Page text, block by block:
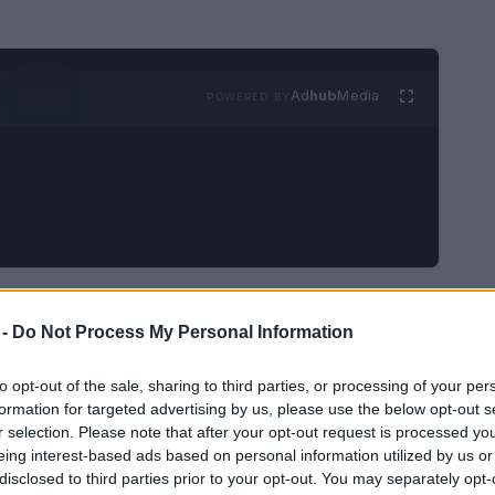
Do Not Process My Personal Information
opt-out of the sale, sharing to third parties, or processing of your
for targeted advertising by us, please use the below opt-out
selection. Please note that after your opt-out request is processed
interest-based ads based on personal information utilized by us
to third parties prior to your opt-out. You may separately
AdhubMedia
Star Trek: Section 31sembra allontanarsi
interrogativi tra i fan più accaniti. La serie,
una trama che, sebbene promettente, si